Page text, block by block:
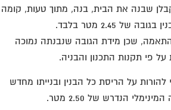
שהקבלן שבנה את הבית, בנה, מתוך טעות, קומה
2.45 מטר בלבד.
שכן מידת הגובה שנבנתה נמוכה
פי תקנות התכנון והבניה.
על הריסת כל הבנין ובנייתו מחדש
הנדרש של 2.50 מטר.